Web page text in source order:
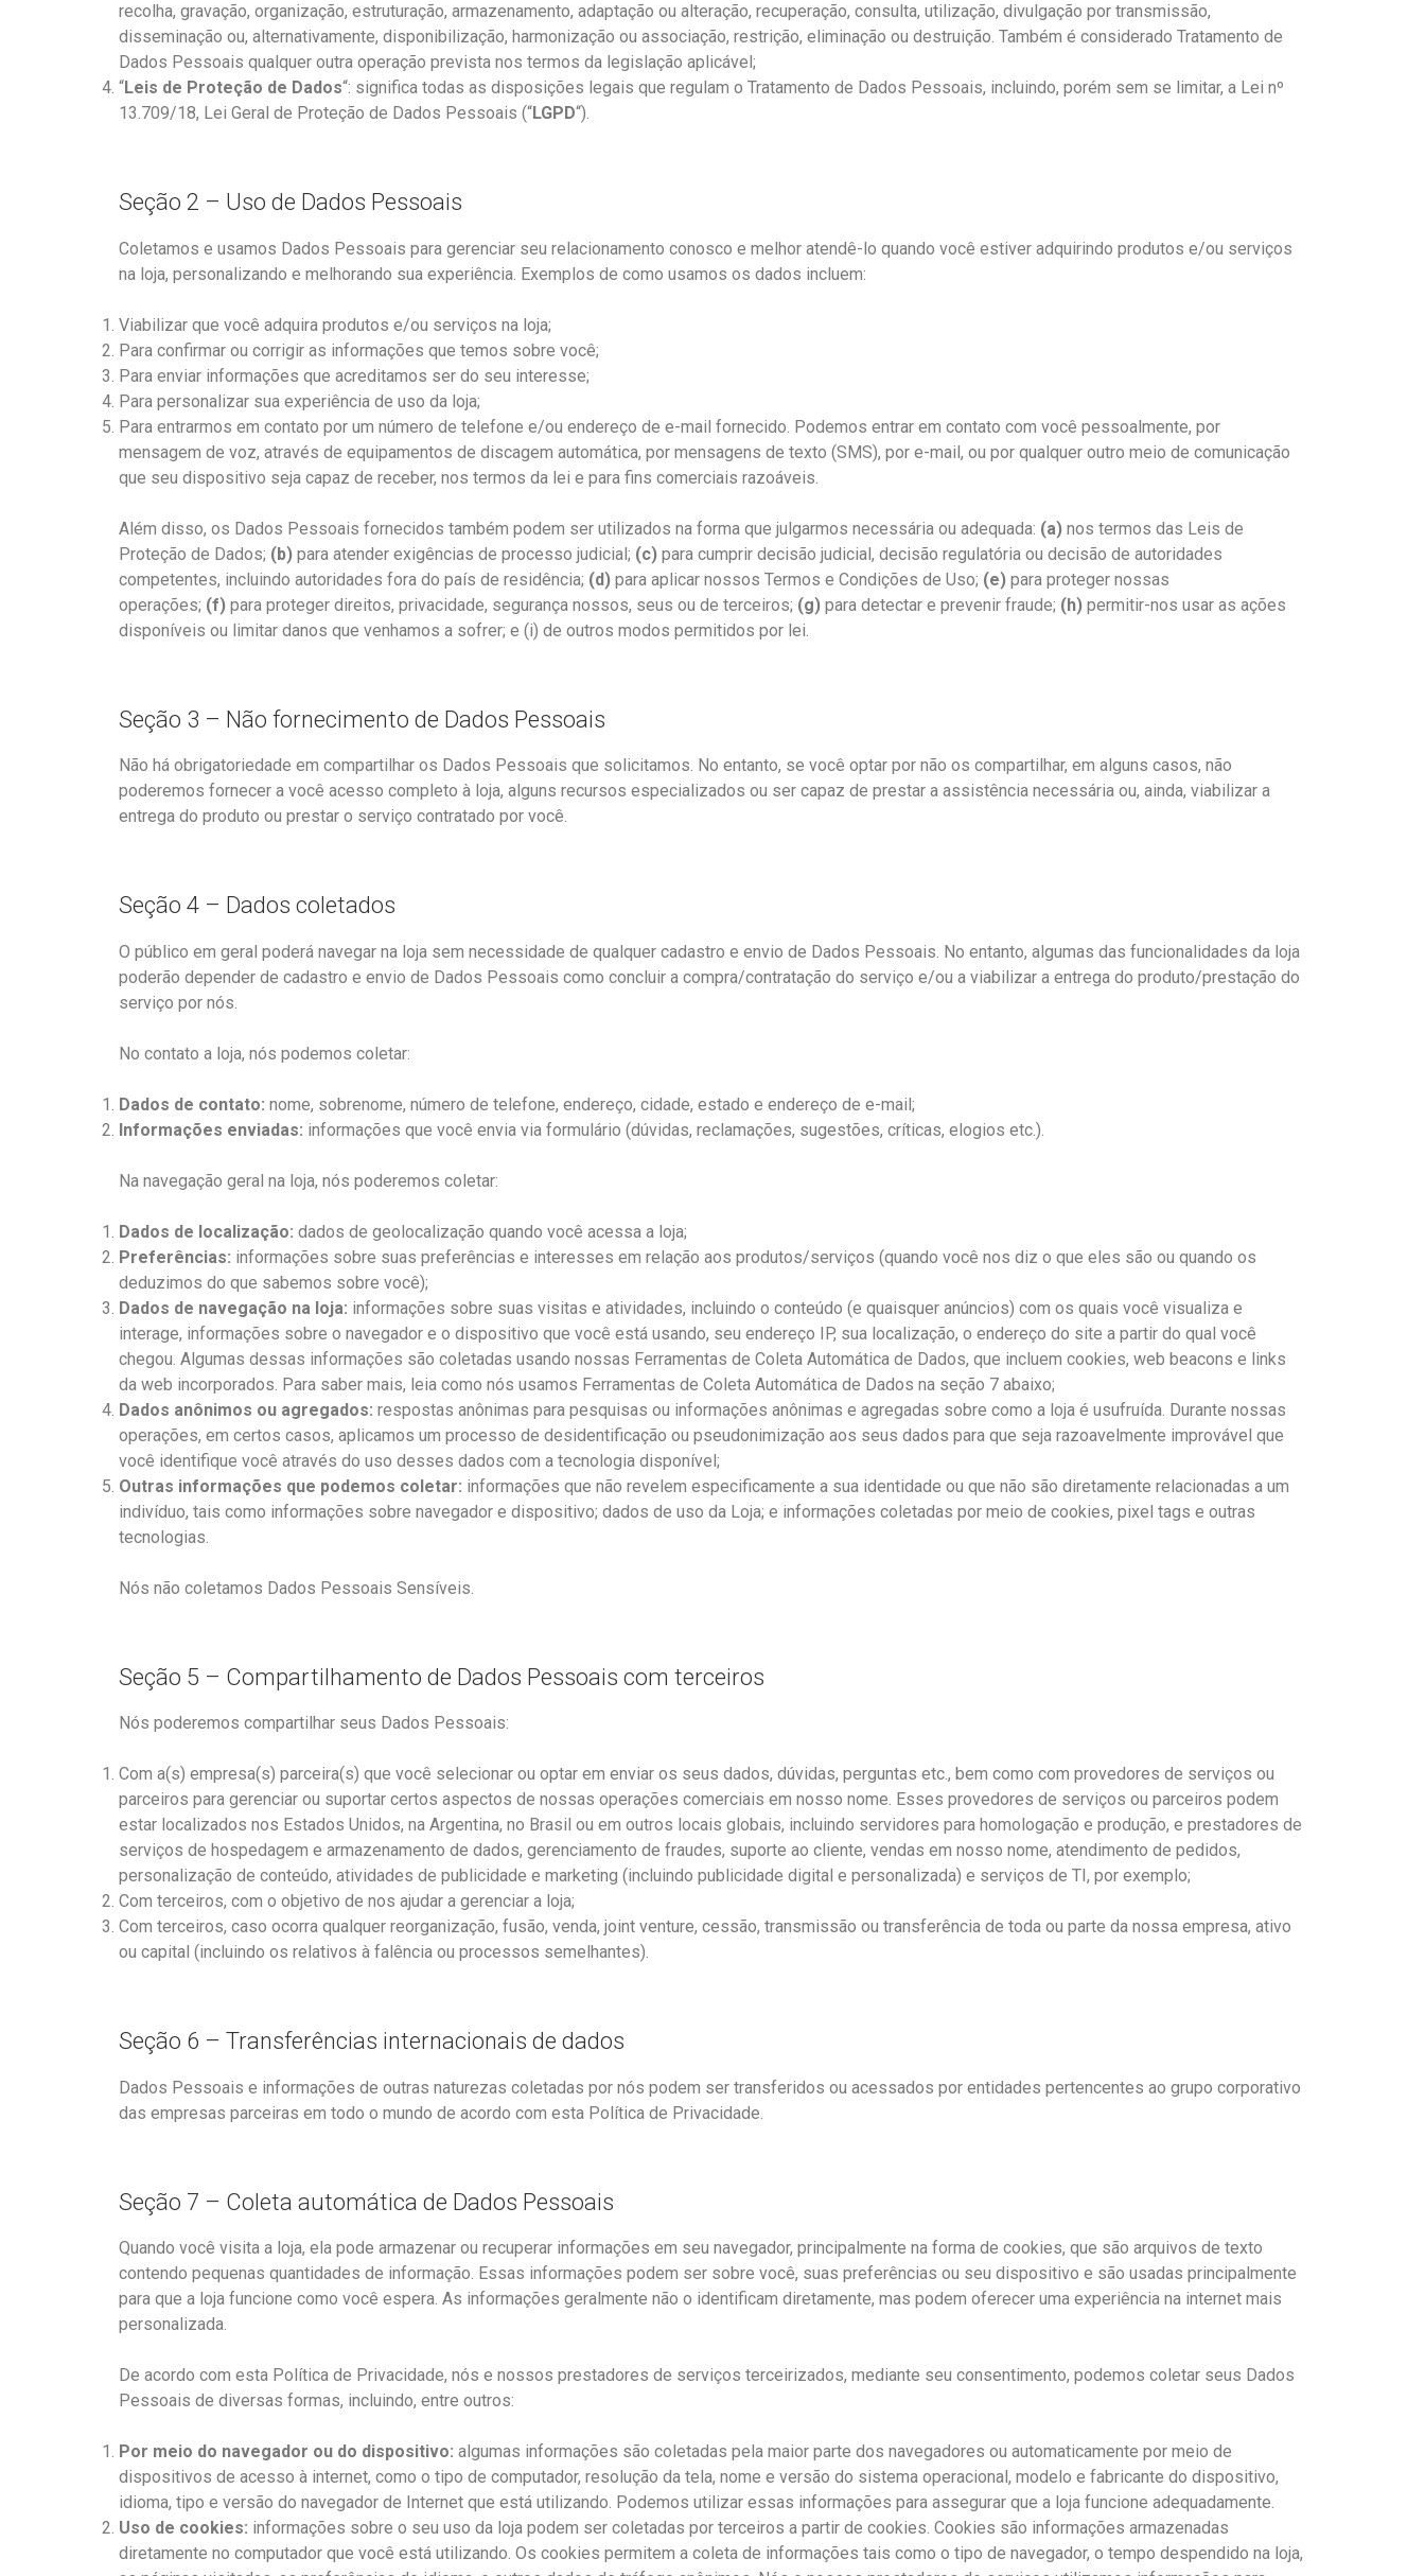
recolha, gravação, organização, estruturação, armazenamento, adaptação ou alteração, recuperação, consulta, utilização, divulgação por transmissão,
disseminação ou, alternativamente, disponibilização, harmonização ou associação, restrição, eliminação ou destruição. Também é considerado Tratamento de
Dados Pessoais qualquer outra operação prevista nos termos da legislação aplicável;
“Leis de Proteção de Dados“: significa todas as disposições legais que regulam o Tratamento de Dados Pessoais, incluindo, porém sem se limitar, a Lei nº
13.709/18, Lei Geral de Proteção de Dados Pessoais (“LGPD“).
Seção 2 – Uso de Dados Pessoais
Coletamos e usamos Dados Pessoais para gerenciar seu relacionamento conosco e melhor atendê-lo quando você estiver adquirindo produtos e/ou serviços
na loja, personalizando e melhorando sua experiência. Exemplos de como usamos os dados incluem:
Viabilizar que você adquira produtos e/ou serviços na loja;
Para confirmar ou corrigir as informações que temos sobre você;
Para enviar informações que acreditamos ser do seu interesse;
Para personalizar sua experiência de uso da loja;
Para entrarmos em contato por um número de telefone e/ou endereço de e-mail fornecido. Podemos entrar em contato com você pessoalmente, por
mensagem de voz, através de equipamentos de discagem automática, por mensagens de texto (SMS), por e-mail, ou por qualquer outro meio de comunicação
que seu dispositivo seja capaz de receber, nos termos da lei e para fins comerciais razoáveis.
Além disso, os Dados Pessoais fornecidos também podem ser utilizados na forma que julgarmos necessária ou adequada: (a) nos termos das Leis de
Proteção de Dados; (b) para atender exigências de processo judicial; (c) para cumprir decisão judicial, decisão regulatória ou decisão de autoridades
competentes, incluindo autoridades fora do país de residência; (d) para aplicar nossos Termos e Condições de Uso; (e) para proteger nossas
operações; (f) para proteger direitos, privacidade, segurança nossos, seus ou de terceiros; (g) para detectar e prevenir fraude; (h) permitir-nos usar as ações
disponíveis ou limitar danos que venhamos a sofrer; e (i) de outros modos permitidos por lei.
Seção 3 – Não fornecimento de Dados Pessoais
Não há obrigatoriedade em compartilhar os Dados Pessoais que solicitamos. No entanto, se você optar por não os compartilhar, em alguns casos, não
poderemos fornecer a você acesso completo à loja, alguns recursos especializados ou ser capaz de prestar a assistência necessária ou, ainda, viabilizar a
entrega do produto ou prestar o serviço contratado por você.
Seção 4 – Dados coletados
O público em geral poderá navegar na loja sem necessidade de qualquer cadastro e envio de Dados Pessoais. No entanto, algumas das funcionalidades da loja
poderão depender de cadastro e envio de Dados Pessoais como concluir a compra/contratação do serviço e/ou a viabilizar a entrega do produto/prestação do
serviço por nós.
No contato a loja, nós podemos coletar:
Dados de contato: nome, sobrenome, número de telefone, endereço, cidade, estado e endereço de e-mail;
Informações enviadas: informações que você envia via formulário (dúvidas, reclamações, sugestões, críticas, elogios etc.).
Na navegação geral na loja, nós poderemos coletar:
Dados de localização: dados de geolocalização quando você acessa a loja;
Preferências: informações sobre suas preferências e interesses em relação aos produtos/serviços (quando você nos diz o que eles são ou quando os
deduzimos do que sabemos sobre você);
Dados de navegação na loja: informações sobre suas visitas e atividades, incluindo o conteúdo (e quaisquer anúncios) com os quais você visualiza e
interage, informações sobre o navegador e o dispositivo que você está usando, seu endereço IP, sua localização, o endereço do site a partir do qual você
chegou. Algumas dessas informações são coletadas usando nossas Ferramentas de Coleta Automática de Dados, que incluem cookies, web beacons e links
da web incorporados. Para saber mais, leia como nós usamos Ferramentas de Coleta Automática de Dados na seção 7 abaixo;
Dados anônimos ou agregados: respostas anônimas para pesquisas ou informações anônimas e agregadas sobre como a loja é usufruída. Durante nossas
operações, em certos casos, aplicamos um processo de desidentificação ou pseudonimização aos seus dados para que seja razoavelmente improvável que
você identifique você através do uso desses dados com a tecnologia disponível;
Outras informações que podemos coletar: informações que não revelem especificamente a sua identidade ou que não são diretamente relacionadas a um
indivíduo, tais como informações sobre navegador e dispositivo; dados de uso da Loja; e informações coletadas por meio de cookies, pixel tags e outras
tecnologias.
Nós não coletamos Dados Pessoais Sensíveis.
Seção 5 – Compartilhamento de Dados Pessoais com terceiros
Nós poderemos compartilhar seus Dados Pessoais:
Com a(s) empresa(s) parceira(s) que você selecionar ou optar em enviar os seus dados, dúvidas, perguntas etc., bem como com provedores de serviços ou
parceiros para gerenciar ou suportar certos aspectos de nossas operações comerciais em nosso nome. Esses provedores de serviços ou parceiros podem
estar localizados nos Estados Unidos, na Argentina, no Brasil ou em outros locais globais, incluindo servidores para homologação e produção, e prestadores de
serviços de hospedagem e armazenamento de dados, gerenciamento de fraudes, suporte ao cliente, vendas em nosso nome, atendimento de pedidos,
personalização de conteúdo, atividades de publicidade e marketing (incluindo publicidade digital e personalizada) e serviços de TI, por exemplo;
Com terceiros, com o objetivo de nos ajudar a gerenciar a loja;
Com terceiros, caso ocorra qualquer reorganização, fusão, venda, joint venture, cessão, transmissão ou transferência de toda ou parte da nossa empresa, ativo
ou capital (incluindo os relativos à falência ou processos semelhantes).
Seção 6 – Transferências internacionais de dados
Dados Pessoais e informações de outras naturezas coletadas por nós podem ser transferidos ou acessados por entidades pertencentes ao grupo corporativo
das empresas parceiras em todo o mundo de acordo com esta Política de Privacidade.
Seção 7 – Coleta automática de Dados Pessoais
Quando você visita a loja, ela pode armazenar ou recuperar informações em seu navegador, principalmente na forma de cookies, que são arquivos de texto
contendo pequenas quantidades de informação. Essas informações podem ser sobre você, suas preferências ou seu dispositivo e são usadas principalmente
para que a loja funcione como você espera. As informações geralmente não o identificam diretamente, mas podem oferecer uma experiência na internet mais
personalizada.
De acordo com esta Política de Privacidade, nós e nossos prestadores de serviços terceirizados, mediante seu consentimento, podemos coletar seus Dados
Pessoais de diversas formas, incluindo, entre outros:
Por meio do navegador ou do dispositivo: algumas informações são coletadas pela maior parte dos navegadores ou automaticamente por meio de
dispositivos de acesso à internet, como o tipo de computador, resolução da tela, nome e versão do sistema operacional, modelo e fabricante do dispositivo,
idioma, tipo e versão do navegador de Internet que está utilizando. Podemos utilizar essas informações para assegurar que a loja funcione adequadamente.
Uso de cookies: informações sobre o seu uso da loja podem ser coletadas por terceiros a partir de cookies. Cookies são informações armazenadas
diretamente no computador que você está utilizando. Os cookies permitem a coleta de informações tais como o tipo de navegador, o tempo despendido na loja,